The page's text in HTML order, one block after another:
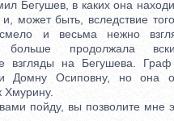
Бегушев, в каких она
и, может быть, вследствие
и весьма нежно
больше продолжала
взгляды на Бегушева. Граф
Домну Осиповну, но она
Хмурину.
пойду, вы позволите мне